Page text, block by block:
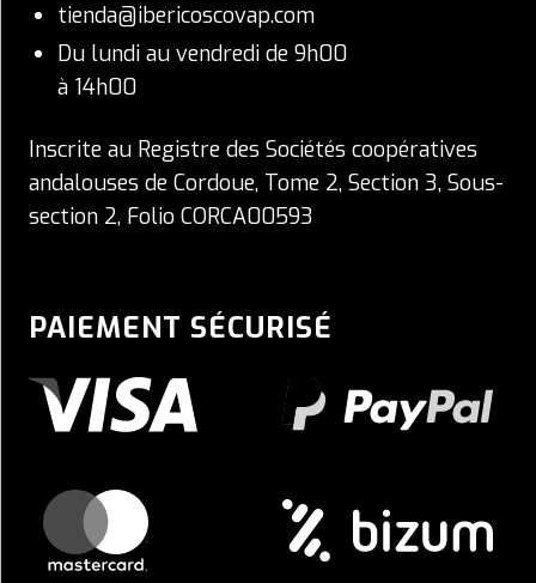
tienda@ibericoscovap.com
Du lundi au vendredi de 9h00
à 14h00
Inscrite au Registre des Sociétés coopératives
andalouses de Cordoue, Tome 2, Section 3, Sous-
section 2, Folio CORCA00593
PAIEMENT SÉCURISÉ